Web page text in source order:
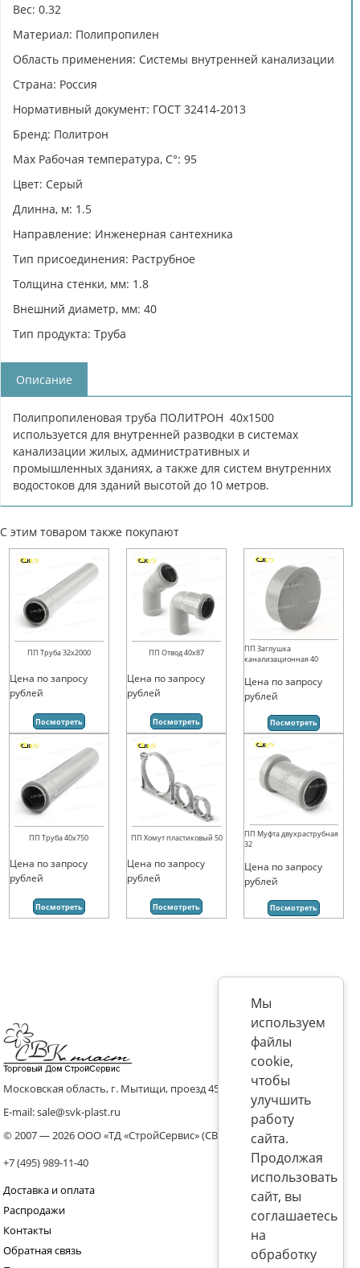
Вес: 0.32
Материал: Полипропилен
Область применения: Системы внутренней канализации
Страна: Россия
Нормативный документ: ГОСТ 32414-2013
Бренд: Политрон
Max Рабочая температура, C°: 95
Цвет: Серый
Длинна, м: 1.5
Направление: Инженерная сантехника
Тип присоединения: Раструбное
Толщина стенки, мм: 1.8
Внешний диаметр, мм: 40
Тип продукта: Труба
Описание
Полипропиленовая труба ПОЛИТРОН 40х1500
используется для внутренней разводки в системах
канализации жилых, административных и
промышленных зданиях, а также для систем внутренних
водостоков для зданий высотой до 10 метров.
С этим товаром также покупают
ПП Труба 32х2000
Цена по запросу
рублей
Посмотреть
ПП Отвод 40х87
Цена по запросу
рублей
Посмотреть
ПП Заглушка
канализационная 40
Цена по запросу
рублей
Посмотреть
ПП Труба 40х750
Цена по запросу
рублей
Посмотреть
ПП Хомут пластиковый 50
Цена по запросу
рублей
Посмотреть
ПП Муфта двухраструбная
32
Цена по запросу
рублей
Посмотреть
Московская область, г. Мытищи, проезд 4536 владение 8, стр.10
E-mail: sale@svk-plast.ru
© 2007 — 2026 ООО «ТД «СтройСервис» (СВК)
+7 (495) 989-11-40
Доставка и оплата
Распродажи
Контакты
Обратная связь
Мы
используем
файлы
cookie,
чтобы
улучшить
работу
сайта.
Продолжая
использовать
сайт, вы
соглашаетесь
на
обработку